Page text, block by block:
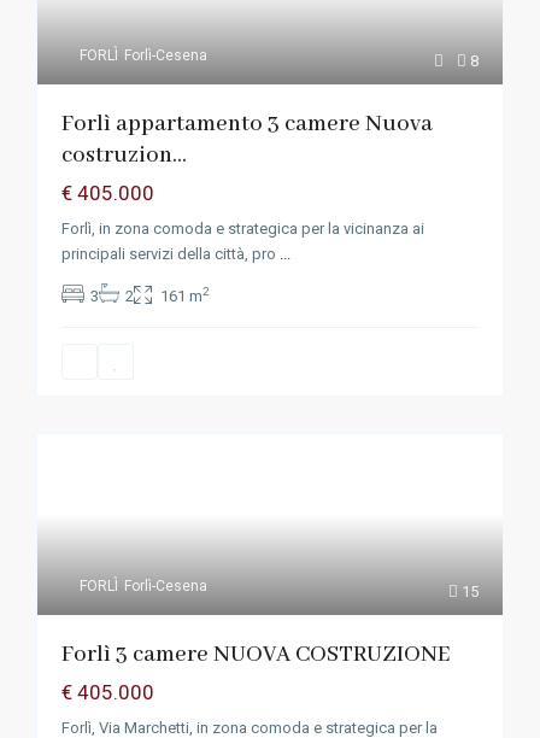
8
FORLÌ Forlì-Cesena
Forlì appartamento 3 camere Nuova
costruzion...
€ 405.000
Forlì, in zona comoda e strategica per la vicinanza ai
principali servizi della città, pro
3 2 161 m2
15
FORLÌ Forlì-Cesena
Forlì 3 camere NUOVA COSTRUZIONE
€ 405.000
Forlì, Via Marchetti, in zona comoda e strategica per la